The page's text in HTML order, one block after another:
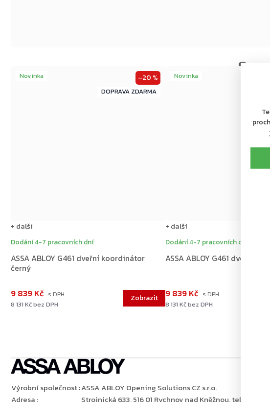
Novinka
ZDARMA
–20 %
ASSA ABLOY G461 dveřní koordinátor
černý
Dodání 4-7 pracovních dní
8 131 Kč bez DPH
9 839 Kč
+ další
Novinka
ASSA ABLOY G461 dveřní
Dodání 4-7 pracovních dní
8 131 Kč bez DPH
9 839 Kč
+ další
Výrobní společnost:ASSA ABLOY Opening Solutions CZ s.r.o.
Adresa :
Strojnická 633, 516 01 Rychnov nad Kněžnou, tel.: +420